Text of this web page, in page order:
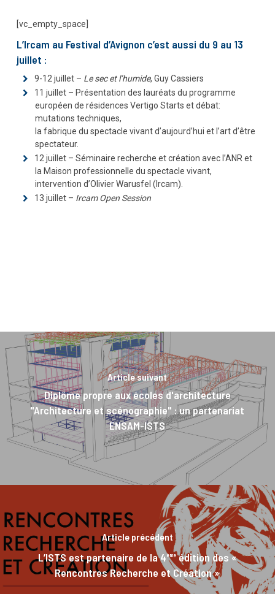
[vc_empty_space]
L’Ircam au Festival d’Avignon c’est aussi du 9 au 13
juillet :
9-12 juillet – Le sec et l’humide, Guy Cassiers
11 juillet – Présentation des lauréats du programme
européen de résidences Vertigo Starts et débat:
mutations techniques,
la fabrique du spectacle vivant d’aujourd’hui et l’art d’être
spectateur.
12 juillet – Séminaire recherche et création avec l’ANR et
la Maison professionnelle du spectacle vivant,
intervention d’Olivier Warusfel (Ircam).
13 juillet – Ircam Open Session
Article suivant
Diplôme propre aux écoles d'architecture
"Architecture et scénographie" : un partenariat
ENSAM-ISTS
Article précédent
L’ISTS est partenaire de la 4èmeédition des «
Rencontres Recherche et Création »